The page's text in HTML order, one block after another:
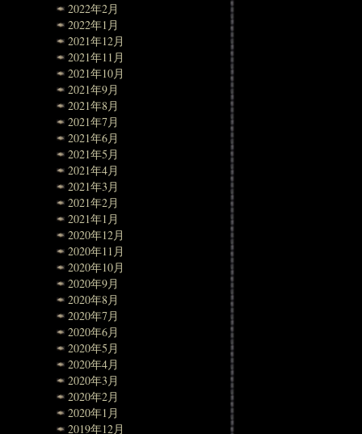
2022年2月
2022年1月
2021年12月
2021年11月
2021年10月
2021年9月
2021年8月
2021年7月
2021年6月
2021年5月
2021年4月
2021年3月
2021年2月
2021年1月
2020年12月
2020年11月
2020年10月
2020年9月
2020年8月
2020年7月
2020年6月
2020年5月
2020年4月
2020年3月
2020年2月
2020年1月
2019年12月